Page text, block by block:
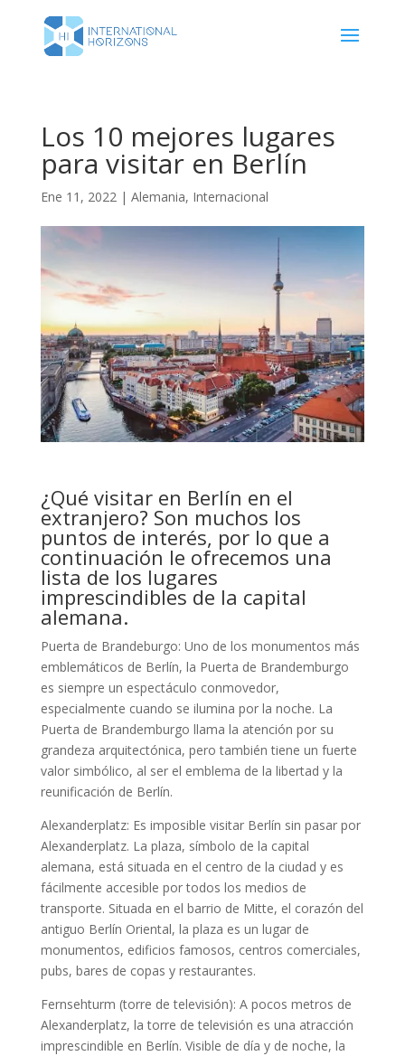
Los 10 mejores lugares
para visitar en Berlín
Ene 11, 2022| Alemania, Internacional
¿Qué visitar en Berlín en el
extranjero? Son muchos los
puntos de interés, por lo que a
continuación le ofrecemos una
lista de los lugares
imprescindibles de la capital
alemana.
Puerta de Brandeburgo: Uno de los monumentos más
emblemáticos de Berlín, la Puerta de Brandemburgo
es siempre un espectáculo conmovedor,
especialmente cuando se ilumina por la noche. La
Puerta de Brandemburgo llama la atención por su
grandeza arquitectónica, pero también tiene un fuerte
valor simbólico, al ser el emblema de la libertad y la
reunificación de Berlín.
Alexanderplatz: Es imposible visitar Berlín sin pasar por
Alexanderplatz. La plaza, símbolo de la capital
alemana, está situada en el centro de la ciudad y es
fácilmente accesible por todos los medios de
transporte. Situada en el barrio de Mitte, el corazón del
antiguo Berlín Oriental, la plaza es un lugar de
monumentos, edificios famosos, centros comerciales,
pubs, bares de copas y restaurantes.
Fernsehturm (torre de televisión): A pocos metros de
Alexanderplatz, la torre de televisión es una atracción
imprescindible en Berlín. Visible de día y de noche, la